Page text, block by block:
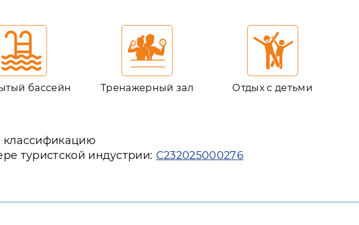
бассейн Тренажерный зал Отдых с детьми
туристской индустрии: С232025000276